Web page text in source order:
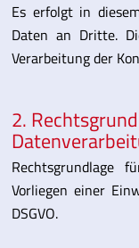
Es erfolgt in
Daten an Dritte.
Verarbeitung der
2.
Rechtsgrundlage
Vorliegen einer
DSGVO.